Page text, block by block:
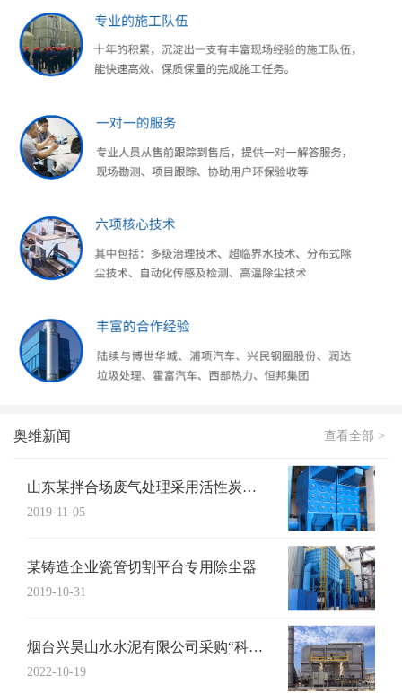
奥维新闻 查看全部 >
山东某拌合场废气处理采用活性炭吸附+UV...
2019-11-05
某铸造企业瓷管切割平台专用除尘器
2019-10-31
烟台兴昊山水水泥有限公司采购“科特猫”布...
2022-10-19